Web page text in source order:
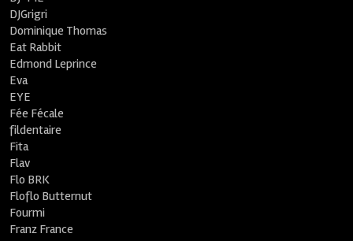
DJGrigri
Dominique Thomas
Eat Rabbit
Edmond Leprince
Eva
EYE
Fée Fécale
fildentaire
Fita
Flav
Flo BRK
Floflo Butternut
Fourmi
Franz France